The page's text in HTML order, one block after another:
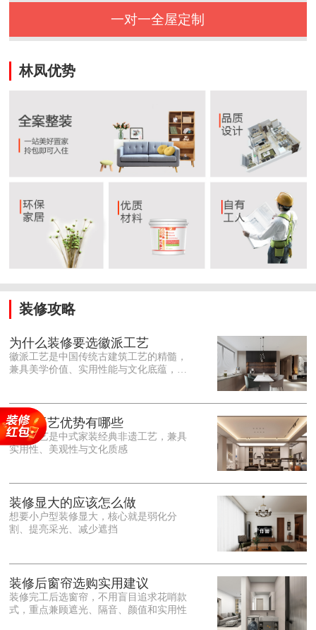
一对一全屋定制
林凤优势
装修攻略
为什么装修要选徽派工艺
徽派工艺是中国传统古建筑工艺的精髓，
兼具美学价值、实用性能与文化底蕴，优
雕细琢的砖、木、石雕为特色，线条古朴
大气，意境悠远，自带东方中式雅致韵
味，耐看且不易过时。<o:p></o:p> 在工
艺品质上，徽派工艺遵循古法匠心工序，
保耐用，抗风化、耐腐蚀，使用
徽派工艺优势有哪些
徽派工艺是中式家装经典非遗工艺，兼具
实用性、美观性与文化质感
装修显大的应该怎么做
想要小户型装修显大，核心就是弱化分
割、提亮采光、减少遮挡
装修后窗帘选购实用建议
装修完工后选窗帘，不用盲目追求花哨款
式，重点兼顾遮光、隔音、颜值和实用性